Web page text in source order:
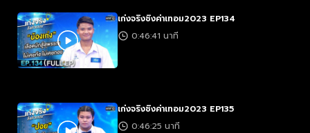
เก่งจริงชิงค่าเทอม2023 EP134
0:46:41 นาที
เก่งจริงชิงค่าเทอม2023 EP135
0:46:25 นาที